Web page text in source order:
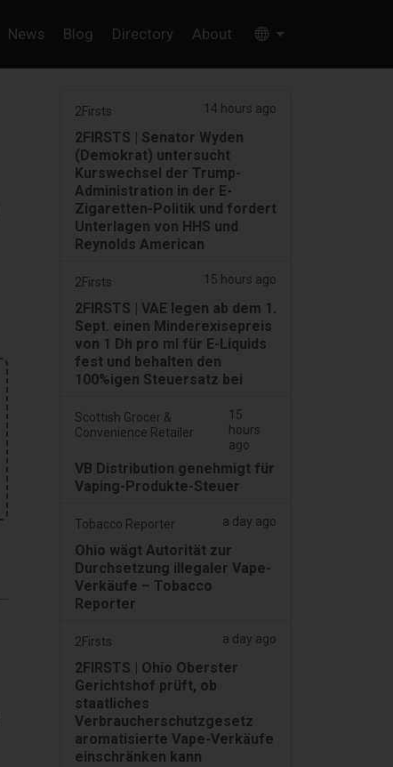
News Blog Directory About
2Firsts 14 hours ago
2FIRSTS | Senator Wyden
(Demokrat) untersucht
Kurswechsel der Trump-
Administration in der E-
Zigaretten-Politik und fordert
Unterlagen von HHS und
Reynolds American
2Firsts 15 hours ago
2FIRSTS | VAE legen ab dem 1.
Sept. einen Minderexisepreis
von 1 Dh pro ml für E-Liquids
fest und behalten den
100%igen Steuersatz bei
Scottish Grocer &
Convenience Retailer
15
hours
ago
VB Distribution genehmigt für
Vaping-Produkte-Steuer
Tobacco Reporter a day ago
Ohio wägt Autorität zur
Durchsetzung illegaler Vape-
Verkäufe – Tobacco
Reporter
2Firsts a day ago
2FIRSTS | Ohio Oberster
Gerichtshof prüft, ob
staatliches
Verbraucherschutzgesetz
aromatisierte Vape-Verkäufe
einschränken kann